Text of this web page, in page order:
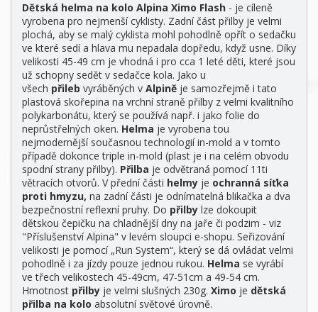
Dětská helma na kolo Alpina Ximo Flash - je cíleně
vyrobena pro nejmenší cyklisty. Zadní část přilby je velmi
plochá, aby se malý cyklista mohl pohodlně opřít o sedačku
ve které sedí a hlava mu nepadala dopředu, když usne. Díky
velikosti 45-49 cm je vhodná i pro cca 1 leté děti, které jsou
už schopny sedět v sedačce kola. Jako u
všech přileb vyráběných v Alpině je samozřejmě i tato
plastová skořepina na vrchní straně přilby z velmi kvalitního
polykarbonátu, který se používá např. i jako folie do
neprůstřelných oken. Helma je vyrobena tou
nejmodernější současnou technologií in-mold a v tomto
případě dokonce triple in-mold (plast je i na celém obvodu
spodní strany přilby). Přilba je odvětraná pomocí 11ti
větracích otvorů. V přední části helmy je ochranná síťka
proti hmyzu, na zadní části je odnímatelná blikačka a dva
bezpečnostní reflexní pruhy. Do přilby lze dokoupit
dětskou čepičku na chladnější dny na jaře či podzim - viz
"Příslušenství Alpina" v levém sloupci e-shopu. Seřizování
velikosti je pomocí „Run System“, který se dá ovládat velmi
pohodlně i za jízdy pouze jednou rukou. Helma se vyrábí
ve třech velikostech 45-49cm, 47-51cm a 49-54 cm.
Hmotnost přilby je velmi slušných 230g. Ximo je dětská
přilba na kolo absolutní světové úrovně.